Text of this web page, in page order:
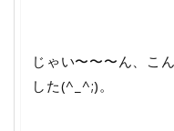
じゃい〜〜〜ん、こ
した(^_^;)。